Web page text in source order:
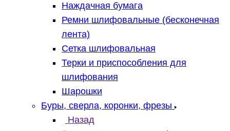
Наждачная бумага
Ремни шлифовальные (бесконечная
лента)
Сетка шлифовальная
Терки и приспособления для
шлифования
Шарошки
Буры, сверла, коронки, фрезы
Назад